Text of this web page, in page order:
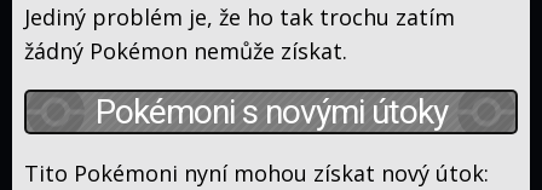
Karty
Web
Diskuze
VIP
Jediný problém je, že ho tak trochu zatím
žádný Pokémon nemůže získat.
Pokémoni s novými útoky
Tito Pokémoni nyní mohou získat nový útok: